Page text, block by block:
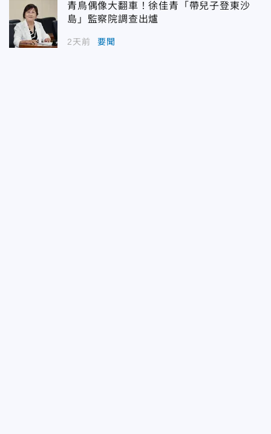
青鳥偶像大翻車！徐佳青「帶兒子登東沙
島」監察院調查出爐
2天前 要聞